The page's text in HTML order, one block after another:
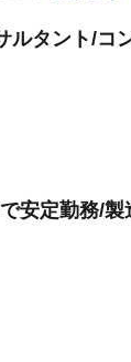
ルタント/コ
安定勤務/